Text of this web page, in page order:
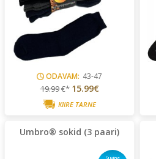
ODAVAM: 43-47
19.99€* 15.99€
KIIRE TARNE
Umbro® sokid (3 paari)